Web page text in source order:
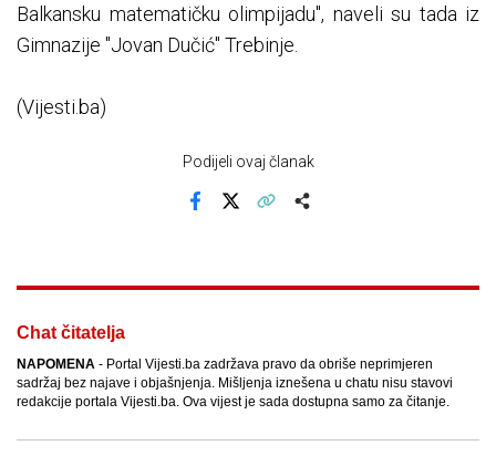
Balkansku matematičku olimpijadu", naveli su tada iz
Gimnazije "Jovan Dučić" Trebinje.
(Vijesti.ba)
Podijeli ovaj članak
Chat čitatelja
NAPOMENA - Portal Vijesti.ba zadržava pravo da obriše neprimjeren
sadržaj bez najave i objašnjenja. Mišljenja iznešena u chatu nisu stavovi
redakcije portala Vijesti.ba. Ova vijest je sada dostupna samo za čitanje.